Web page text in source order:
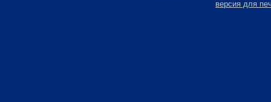
версия для